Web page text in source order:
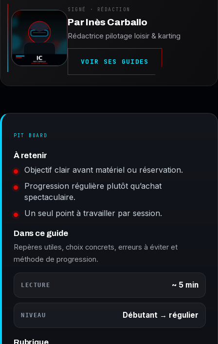
SIGNÉ · RÉDACTION
ParInès Carballo
Rédactrice pilotage loisir & karting
VOIR SES GUIDES
PIT BOARD
À retenir
Objectif clair avant matériel ou réservation.
Progression régulière plutôt qu’achat
spectaculaire.
Un seul point à travailler par session.
Dans ce guide
Repères utiles, choix concrets, erreurs à éviter et
méthode de progression.
LECTURE ~ 5 min
NIVEAU Débutant → régulier